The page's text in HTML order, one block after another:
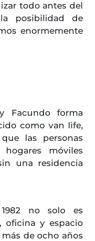
todo antes del
posibilidad de
enormemente
Facundo forma
como van life,
las personas
móviles
una residencia
no solo es
oficina y espacio
de ocho años